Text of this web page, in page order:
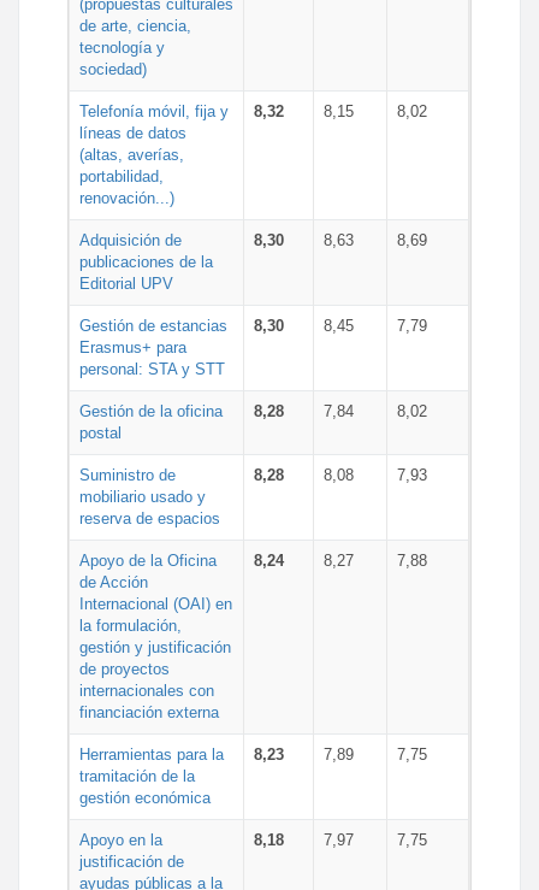
(propuestas culturales
de arte, ciencia,
tecnología y
sociedad)
Telefonía móvil, fija y
líneas de datos
(altas, averías,
portabilidad,
renovación...)
8,32 8,15 8,02
Adquisición de
publicaciones de la
Editorial UPV
8,30 8,63 8,69
Gestión de estancias
Erasmus+ para
personal: STA y STT
8,30 8,45 7,79
Gestión de la oficina
postal
8,28 7,84 8,02
Suministro de
mobiliario usado y
reserva de espacios
8,28 8,08 7,93
Apoyo de la Oficina
de Acción
Internacional (OAI) en
la formulación,
gestión y justificación
de proyectos
internacionales con
financiación externa
8,24 8,27 7,88
Herramientas para la
tramitación de la
gestión económica
8,23 7,89 7,75
Apoyo en la
justificación de
ayudas públicas a la
8,18 7,97 7,75